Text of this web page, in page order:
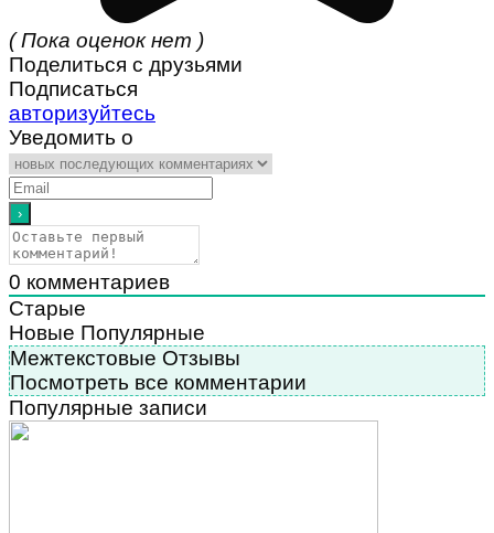
( Пока оценок нет )
Поделиться с друзьями
Подписаться
авторизуйтесь
Уведомить о
0 комментариев
Старые
Новые Популярные
Межтекстовые Отзывы
Посмотреть все комментарии
Популярные записи